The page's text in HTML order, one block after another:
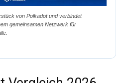
von Polkadot und verbindet
gemeinsamen Netzwerk für